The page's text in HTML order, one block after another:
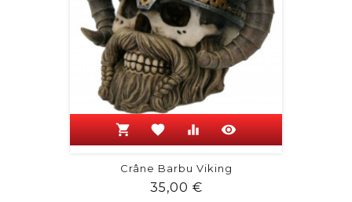
shopping_cart favorite equalizer visibility
Crâne Barbu Viking
35,00 €Prix